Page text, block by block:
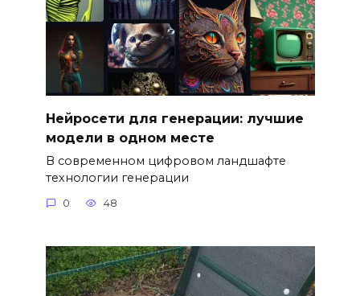
Нейросети для генерации: лучшие
модели в одном месте
В современном цифровом ландшафте
технологии генерации
0 48